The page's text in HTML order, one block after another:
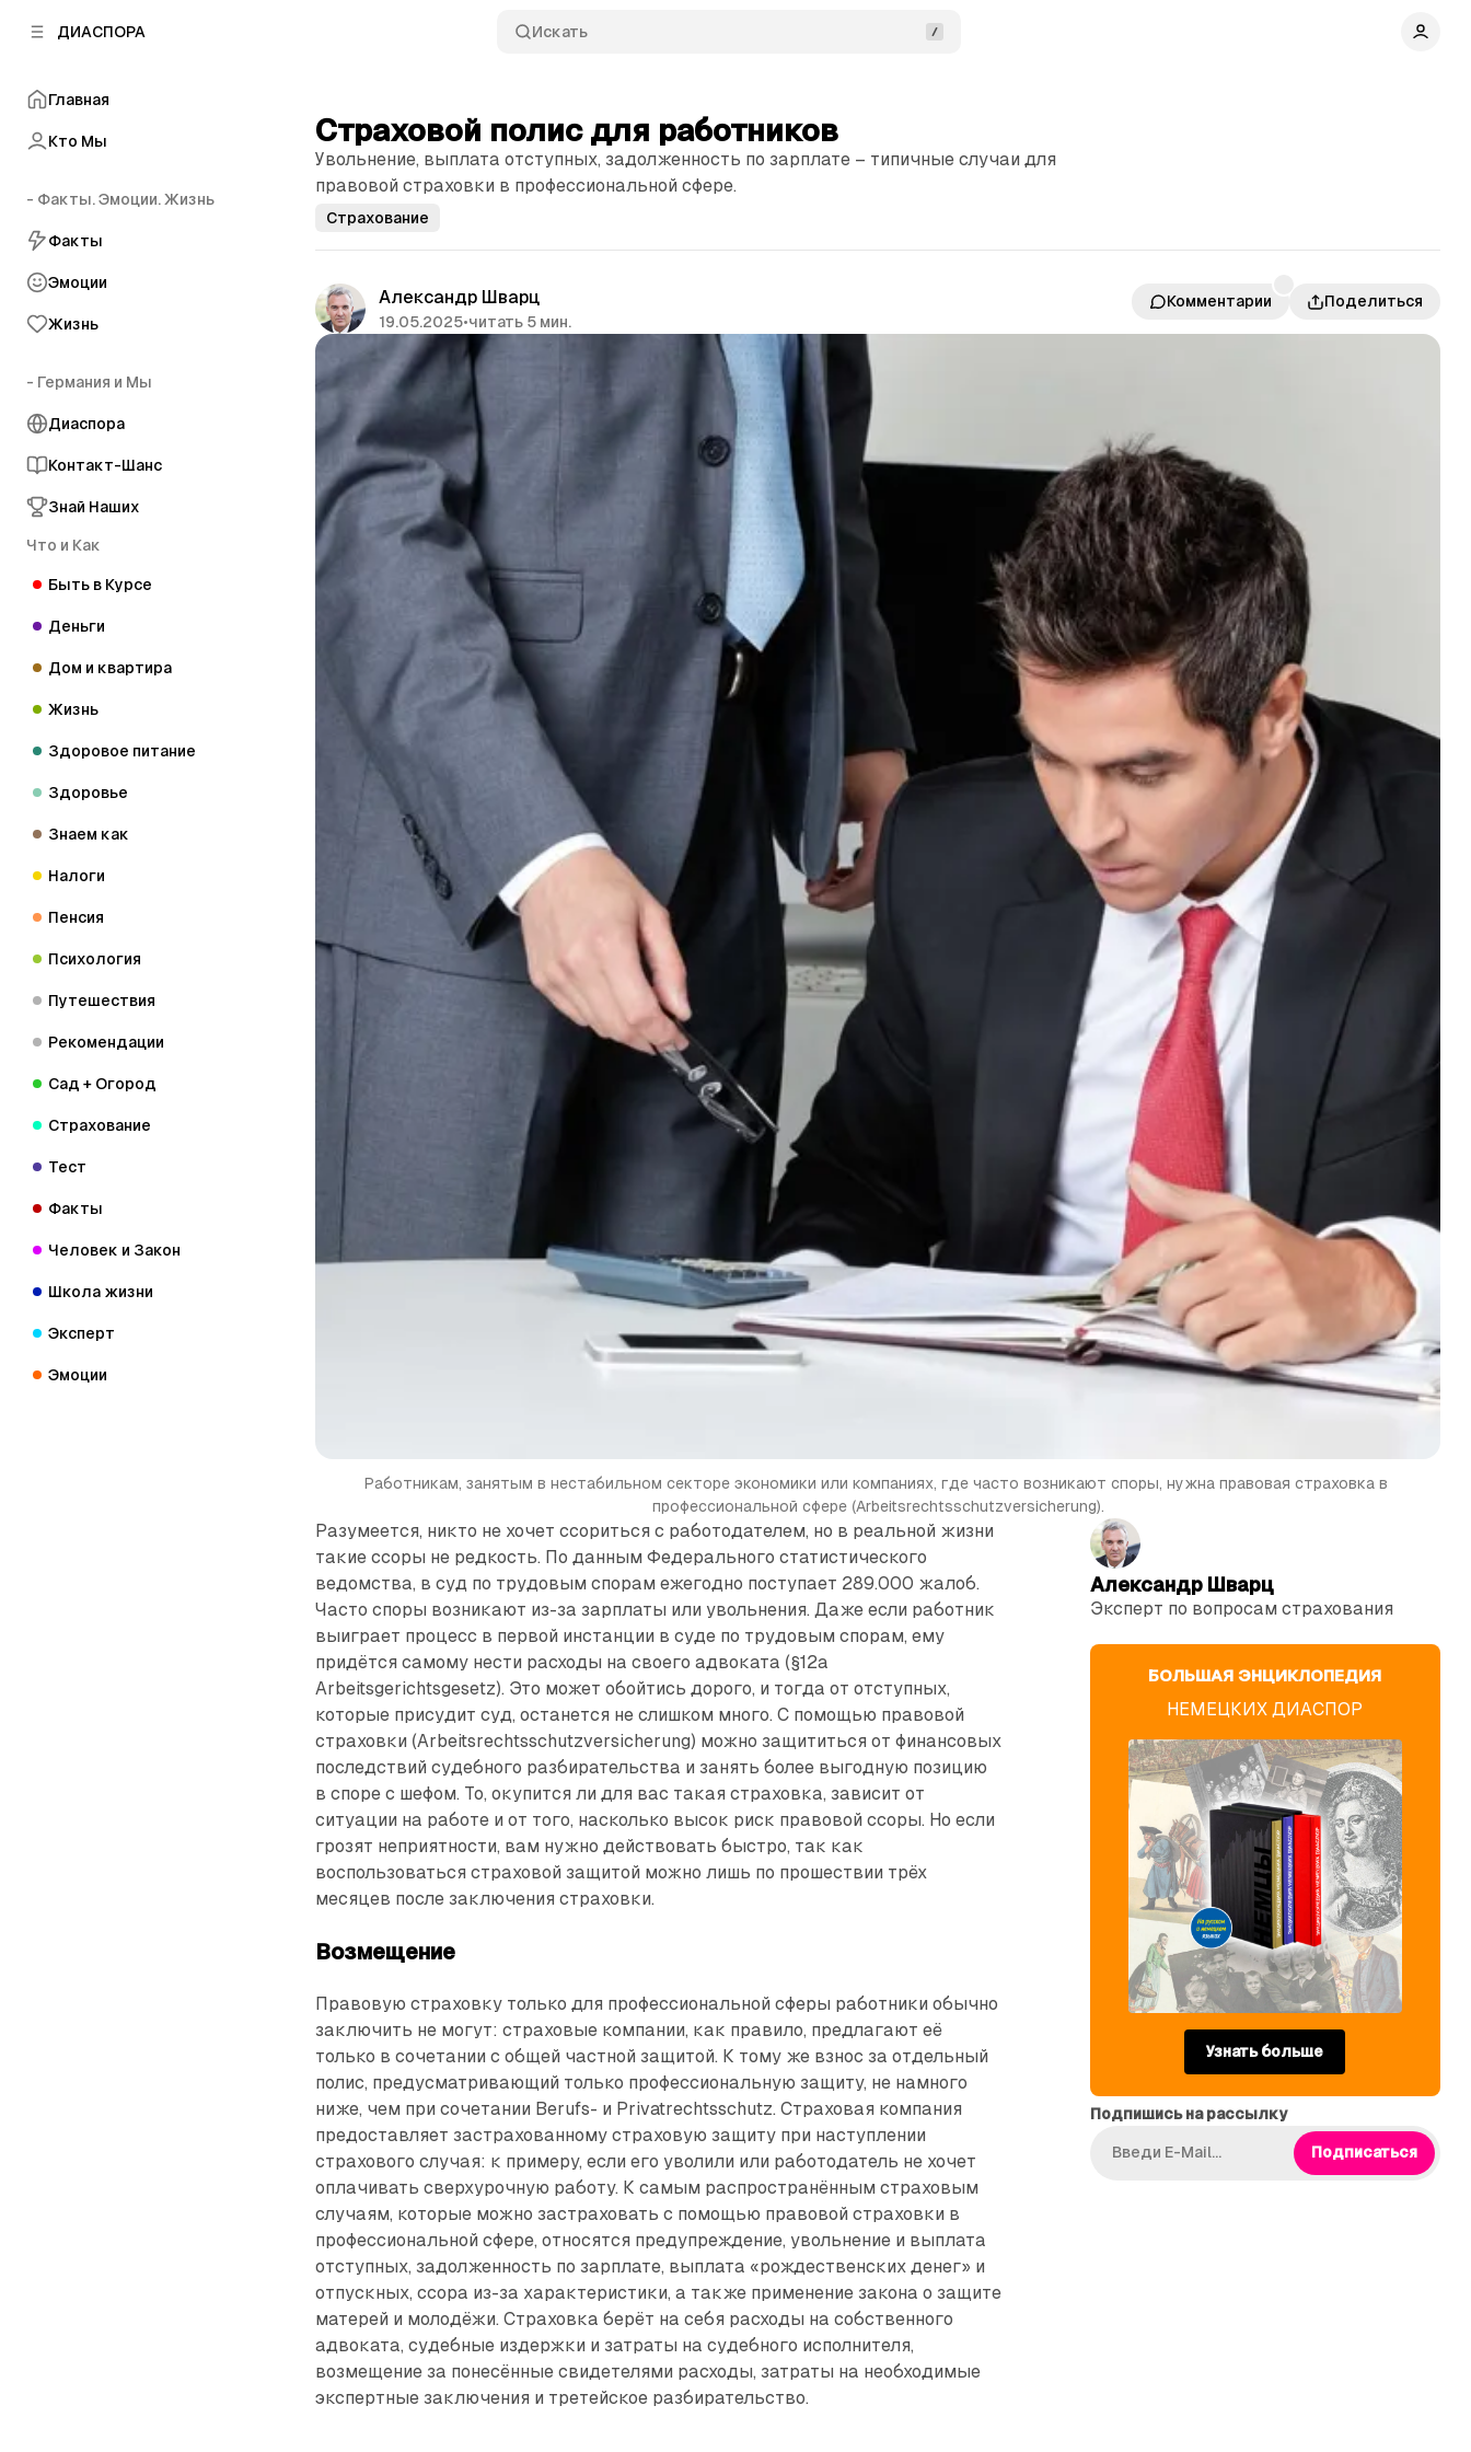
ДИАСПОРА Искать
Главная
Кто Мы
- Факты. Эмоции. Жизнь
Факты
Эмоции
Жизнь
- Германия и Мы
Диаспора
Контакт-Шанс
Знай Наших
Что и Как
Быть в Курсе
Деньги
Дом и квартира
Жизнь
Здоровое питание
Здоровье
Знаем как
Налоги
Пенсия
Психология
Путешествия
Рекомендации
Сад + Огород
Страхование
Тест
Факты
Человек и Закон
Школа жизни
Эксперт
Эмоции
Страховой полис для работников
Увольнение, выплата отступных, задолженность по зарплате – типичные случаи для
правовой страховки в профессиональной сфере.
Страхование
Александр Шварц
19.05.2025•читать 5 мин.
Комментарии Поделиться
Работникам, занятым в нестабильном секторе экономики или компаниях, где часто возникают споры, нужна правовая страховка в
профессиональной сфере (Arbeitsrechtsschutzversicherung).
Разумеется, никто не хочет ссориться с работодателем, но в реальной жизни
такие ссоры не редкость. По данным Федерального статистического
ведомства, в суд по трудовым спорам ежегодно поступает 289.000 жалоб.
Часто споры возникают из-за зарплаты или увольнения. Даже если работник
выиграет процесс в первой инстанции в суде по трудовым спорам, ему
придётся самому нести расходы на своего адвоката (§12a
Arbeitsgerichtsgesetz). Это может обойтись дорого, и тогда от отступных,
которые присудит суд, останется не слишком много. С помощью правовой
страховки (Arbeitsrechtsschutzversicherung) можно защититься от финансовых
последствий судебного разбирательства и занять более выгодную позицию
в споре с шефом. То, окупится ли для вас такая страховка, зависит от
ситуации на работе и от того, насколько высок риск правовой ссоры. Но если
грозят неприятности, вам нужно действовать быстро, так как
воспользоваться страховой защитой можно лишь по прошествии трёх
месяцев после заключения страховки.
Возмещение
Правовую страховку только для профессиональной сферы работники обычно
заключить не могут: страховые компании, как правило, предлагают её
только в сочетании с общей частной защитой. К тому же взнос за отдельный
полис, предусматривающий только профессиональную защиту, не намного
ниже, чем при сочетании Berufs- и Privatrechtsschutz. Страховая компания
предоставляет застрахованному страховую защиту при наступлении
страхового случая: к примеру, если его уволили или работодатель не хочет
оплачивать сверхурочную работу. К самым распространённым страховым
случаям, которые можно застраховать с помощью правовой страховки в
профессиональной сфере, относятся предупреждение, увольнение и выплата
отступных, задолженность по зарплате, выплата «рождественских денег» и
отпускных, ссора из-за характеристики, а также применение закона о защите
матерей и молодёжи. Страховка берёт на себя расходы на собственного
адвоката, судебные издержки и затраты на судебного исполнителя,
возмещение за понесённые свидетелями расходы, затраты на необходимые
экспертные заключения и третейское разбирательство.
Александр Шварц
Эксперт по вопросам страхования
БОЛЬШАЯ ЭНЦИКЛОПЕДИЯ
НЕМЕЦКИХ ДИАСПОР
Узнать больше
Подпишись на рассылку
Подписаться